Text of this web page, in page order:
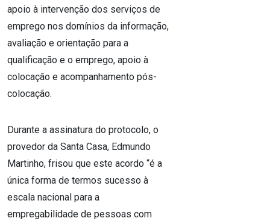
apoio à intervenção dos serviços de
emprego nos domínios da informação,
avaliação e orientação para a
qualificação e o emprego, apoio à
colocação e acompanhamento pós-
colocação.
Durante a assinatura do protocolo, o
provedor da Santa Casa, Edmundo
Martinho, frisou que este acordo “é a
única forma de termos sucesso à
escala nacional para a
empregabilidade de pessoas com